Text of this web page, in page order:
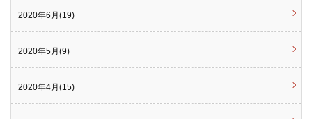
2020年6月(19)
2020年5月(9)
2020年4月(15)